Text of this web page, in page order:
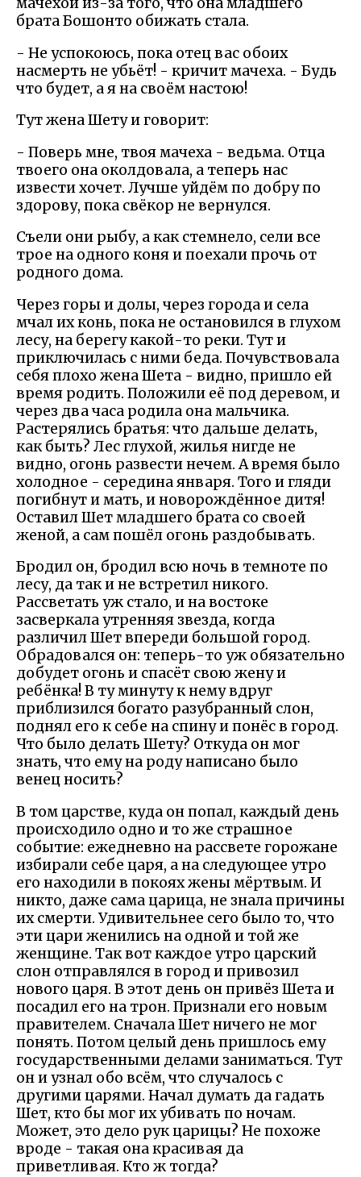
брата Бошонто обижать стала.
- Не успокоюсь, пока отец вас обоих
насмерть не убьёт! - кричит мачеха. - Будь
что будет, а я на своём настою!
Тут жена Шету и говорит:
- Поверь мне, твоя мачеха - ведьма. Отца
твоего она околдовала, а теперь нас
извести хочет. Лучше уйдём по добру по
здорову, пока свёкор не вернулся.
Съели они рыбу, а как стемнело, сели все
трое на одного коня и поехали прочь от
родного дома.
Через горы и долы, через города и села
мчал их конь, пока не остановился в глухом
лесу, на берегу какой-то реки. Тут и
приключилась с ними беда. Почувствовала
себя плохо жена Шета - видно, пришло ей
время родить. Положили её под деревом, и
через два часа родила она мальчика.
Растерялись братья: что дальше делать,
как быть? Лес глухой, жилья нигде не
видно, огонь развести нечем. А время было
холодное - середина января. Того и гляди
погибнут и мать, и новорождённое дитя!
Оставил Шет младшего брата со своей
женой, а сам пошёл огонь раздобывать.
Бродил он, бродил всю ночь в темноте по
лесу, да так и не встретил никого.
Рассветать уж стало, и на востоке
засверкала утренняя звезда, когда
различил Шет впереди большой город.
Обрадовался он: теперь-то уж обязательно
добудет огонь и спасёт свою жену и
ребёнка! В ту минуту к нему вдруг
приблизился богато разубранный слон,
поднял его к себе на спину и понёс в город.
Что было делать Шету? Откуда он мог
знать, что ему на роду написано было
венец носить?
В том царстве, куда он попал, каждый день
происходило одно и то же страшное
событие: ежедневно на рассвете горожане
избирали себе царя, а на следующее утро
его находили в покоях жены мёртвым. И
никто, даже сама царица, не знала причины
их смерти. Удивительнее сего было то, что
эти цари женились на одной и той же
женщине. Так вот каждое утро царский
слон отправлялся в город и привозил
нового царя. В этот день он привёз Шета и
посадил его на трон. Признали его новым
правителем. Сначала Шет ничего не мог
понять. Потом целый день пришлось ему
государственными делами заниматься. Тут
он и узнал обо всём, что случалось с
другими царями. Начал думать да гадать
Шет, кто бы мог их убивать по ночам.
Может, это дело рук царицы? Не похоже
вроде - такая она красивая да
приветливая. Кто ж тогда?